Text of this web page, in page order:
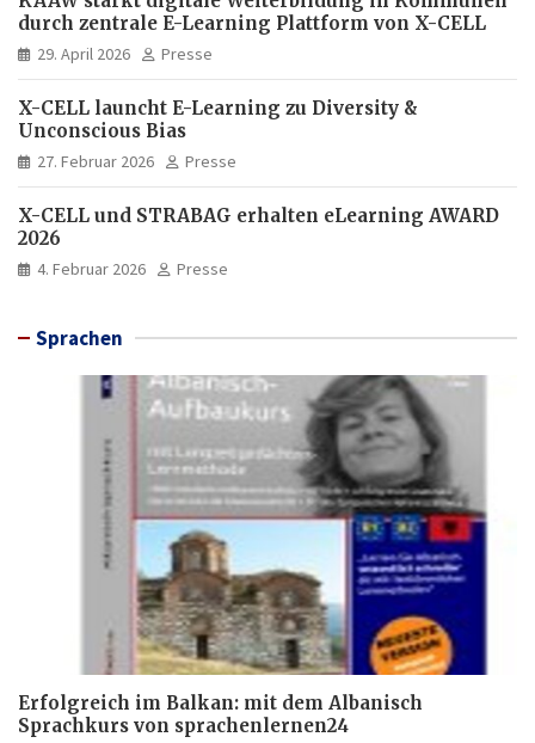
durch zentrale E-Learning Plattform von X-CELL
29. April 2026 Presse
X-CELL launcht E-Learning zu Diversity &
Unconscious Bias
27. Februar 2026 Presse
X-CELL und STRABAG erhalten eLearning AWARD
2026
4. Februar 2026 Presse
Sprachen
Erfolgreich im Balkan: mit dem Albanisch
Sprachkurs von sprachenlernen24